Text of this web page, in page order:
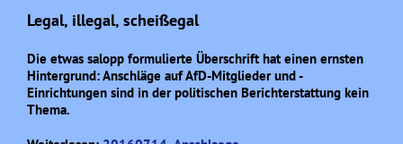
Legal, illegal, scheißegal
Die etwas salopp formulierte Überschrift hat einen ernsten
Hintergrund: Anschläge auf AfD-Mitglieder und -
Einrichtungen sind in der politischen Berichterstattung kein
Thema.